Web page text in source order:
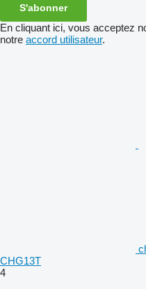
S'abonner
En cliquant ici, vous acceptez
notre accord utilisateur.
CHG13T
4